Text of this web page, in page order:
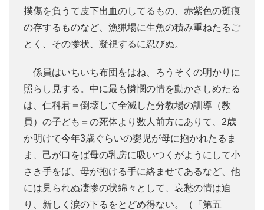
撲傷を負うて皮下出血のしてるもの、赤紫色の斑痕
の存するものなど、漁猟場に生魚の積み重ねたるご
とく、その惨状、凝視するに忍びぬ。
係員はいちいち布団をはね、ろうそくの明かりに
照らし見する。中に最も憐憫の情を動かさしめたる
は、仁科君＝倒壊して全滅した分教場の訓導（教
員）の子ども＝の死体より数人前方にありて、2歳
か明けて今年3歳ぐらいの嬰児が母に抱かれたるま
ま、己が口をば母の乳房に吸いつくがようにして小
さき手をば、母が抱ける手に絡ませてあるなど、他
には見られぬ凄惨の状綿々として、哀愁の情は迫
り、新しく涙の下るをとどめ得ない。（「第五